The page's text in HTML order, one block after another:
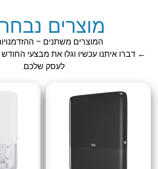
מוצרים
המוצרים משתנים –
← דברו איתנו עכשיו וגלו את מבצעי
לעסק שלכם.